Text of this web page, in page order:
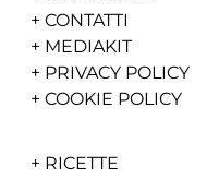
+ CONTATTI
+ MEDIAKIT
+ PRIVACY POLICY
+ COOKIE POLICY
+ RICETTE